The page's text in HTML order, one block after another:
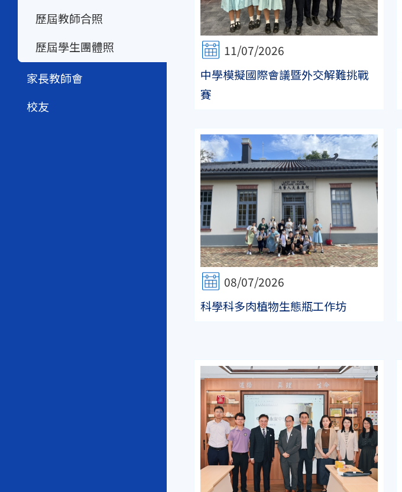
11/07/2026
中學模擬國際會議暨外交解難挑戰
賽
08/07/2026
科學科多肉植物生態瓶工作坊
歷屆教師合照
歷屆學生團體照
家長教師會
校友